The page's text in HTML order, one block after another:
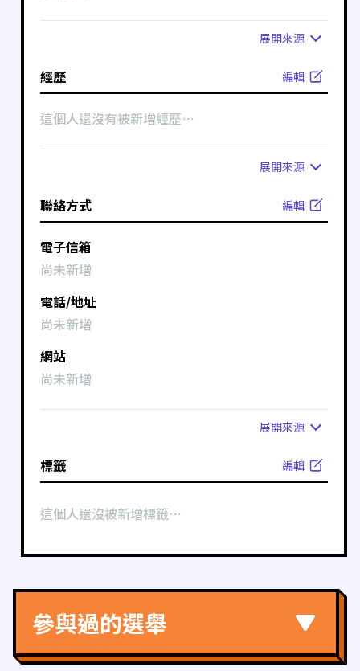
展開來源
經歷 編輯
這個人還沒有被新增經歷⋯
展開來源
聯絡方式 編輯
電子信箱
尚未新增
電話/地址
尚未新增
網站
尚未新增
展開來源
標籤 編輯
這個人還沒被新增標籤⋯
參與過的選舉